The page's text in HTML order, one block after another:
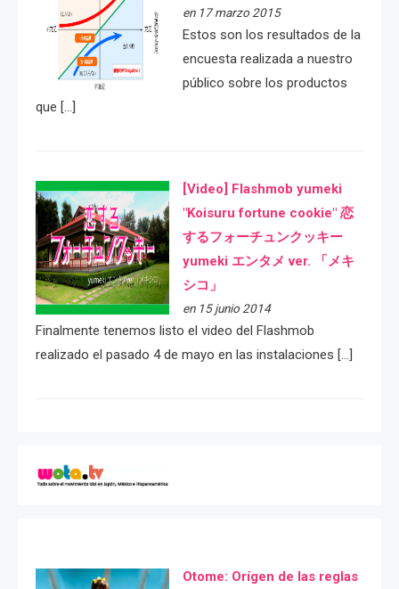
en 17 marzo 2015
Estos son los resultados de la
encuesta realizada a nuestro
público sobre los productos
que […]
[Video] Flashmob yumeki
"Koisuru fortune cookie" 恋
するフォーチュンクッキー
yumeki エンタメ ver. 「メキ
シコ」
en 15 junio 2014
Finalmente tenemos listo el video del Flashmob
realizado el pasado 4 de mayo en las instalaciones […]
Otome: Orígen de las reglas